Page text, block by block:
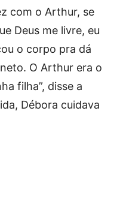
com o Arthur, se
Deus me livre, eu
o corpo pra dá
O Arthur era o
filha”, disse a
Débora cuidava